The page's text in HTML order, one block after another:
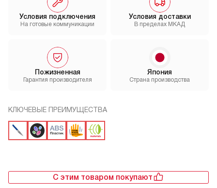
Условия доставки
В пределах МКАД
Пожизненная
Гарантия производителя
Условия подключения
На готовые коммуникации
Япония
Страна производства
КЛЮЧЕВЫЕ ПРЕИМУЩЕСТВА
С этим товаром покупают